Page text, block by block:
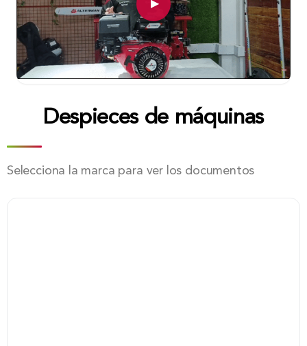
Despieces de máquinas
Selecciona la marca para ver los documentos